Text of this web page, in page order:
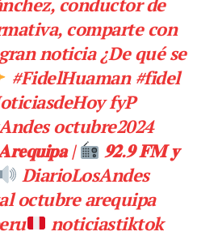
comparte con
noticia ¿De qué se
#FidelHuaman #fidel
fyP
octubre2024
|
𝟗𝟐.𝟗 𝐅𝐌 𝐲
DiarioLosAndes
octubre arequipa
noticiastiktok